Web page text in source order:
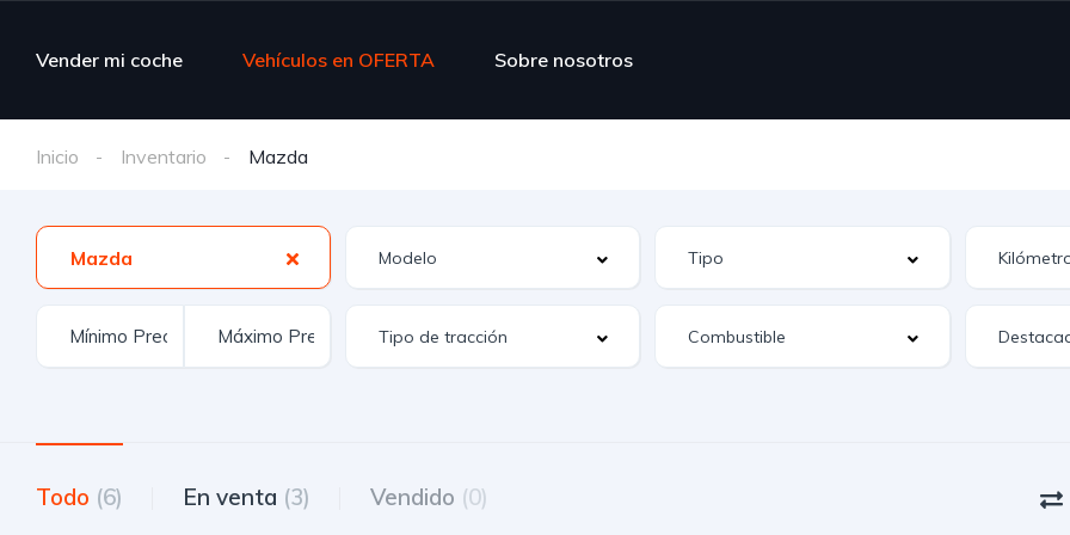
Vender mi coche Vehículos en OFERTA Sobre nosotros
Inicio Inventario Mazda
Mazda
Todo (6) En venta (3) Vendido (0)